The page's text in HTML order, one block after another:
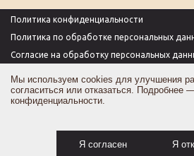
Политика конфиденциальности
Политика по обработке персональных
Согласие на обработку персональных
Согласие на получение рекламы
Оферта
Мы используем cookies для улучшения
согласиться или отказаться. Подробнее
конфиденциальности.
Я согласен Я